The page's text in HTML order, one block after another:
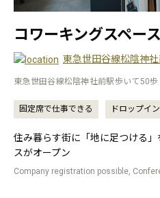
コワーキングスペー
東急世田谷線松陰神
東急世田谷線松陰神社前駅歩いて50歩
固定席で仕事できる ドロップイ
住み暮らす街に「地に足つける
スがオープン
Company registration possible,